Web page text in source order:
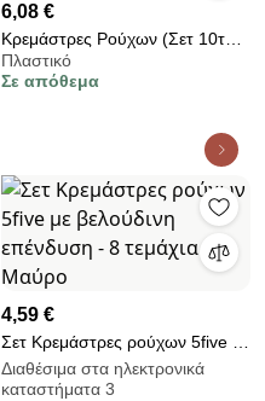
6,08 €
Κρεμάστρες Ρούχων (Σετ 10τμχ)
F-V Rotative 151547
Πλαστικό
Σε απόθεμα
4,59 €
Σετ Κρεμάστρες ρούχων 5five με
βελούδινη επένδυση - 8 τεμάχια
- Μαύρο
Διαθέσιμα στα ηλεκτρονικά
καταστήματα 3